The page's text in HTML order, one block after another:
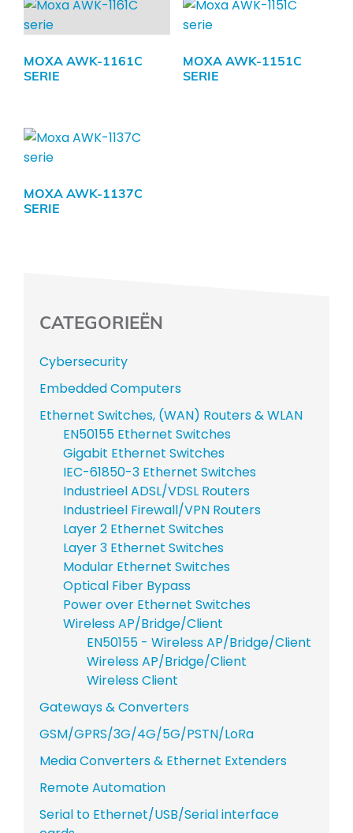
MOXA AWK-1161C
SERIE
MOXA AWK-1151C
SERIE
MOXA AWK-1137C
SERIE
CATEGORIEËN
Cybersecurity
Embedded Computers
Ethernet Switches, (WAN) Routers & WLAN
EN50155 Ethernet Switches
Gigabit Ethernet Switches
IEC-61850-3 Ethernet Switches
Industrieel ADSL/VDSL Routers
Industrieel Firewall/VPN Routers
Layer 2 Ethernet Switches
Layer 3 Ethernet Switches
Modular Ethernet Switches
Optical Fiber Bypass
Power over Ethernet Switches
Wireless AP/Bridge/Client
EN50155 - Wireless AP/Bridge/Client
Wireless AP/Bridge/Client
Wireless Client
Gateways & Converters
GSM/GPRS/3G/4G/5G/PSTN/LoRa
Media Converters & Ethernet Extenders
Remote Automation
Serial to Ethernet/USB/Serial interface